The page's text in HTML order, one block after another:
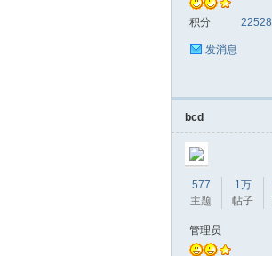
积分 22528
发消息
bcd
577
主题
1万
帖子
管理员